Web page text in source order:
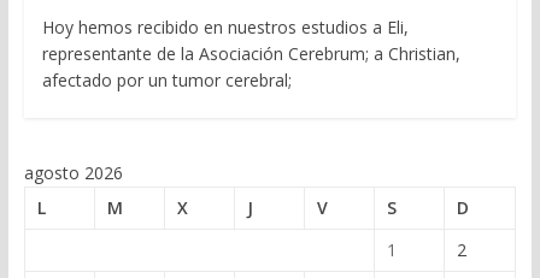
Hoy hemos recibido en nuestros estudios a Eli,
representante de la Asociación Cerebrum; a Christian,
afectado por un tumor cerebral;
agosto 2026
L
M X J V S
D
1
2